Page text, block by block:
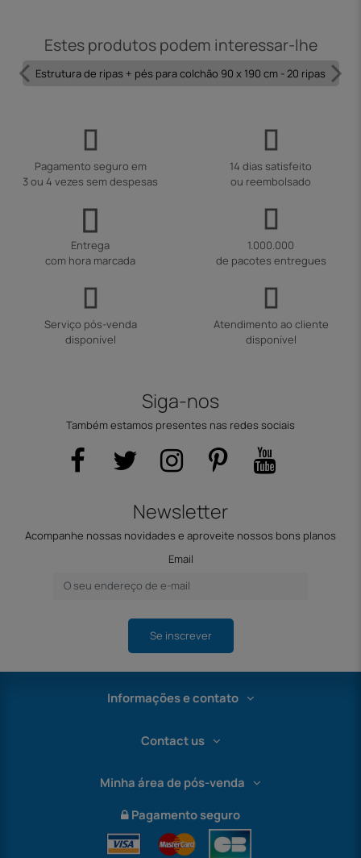
Estes produtos podem interessar-lhe
Estrutura de ripas + pés para colchão 90 x 190 cm - 20 ripas
Pagamento seguro em
3 ou 4 vezes sem despesas
14 dias satisfeito
ou reembolsado
Entrega
com hora marcada
1.000.000
de pacotes entregues
Serviço pós-venda
disponível
Atendimento ao cliente
disponível
Siga-nos
Também estamos presentes nas redes sociais
Newsletter
Acompanhe nossas novidades e aproveite nossos bons planos
Email
Se inscrever
Informações e contato
Contact us
Minha área de pós-venda
Pagamento seguro